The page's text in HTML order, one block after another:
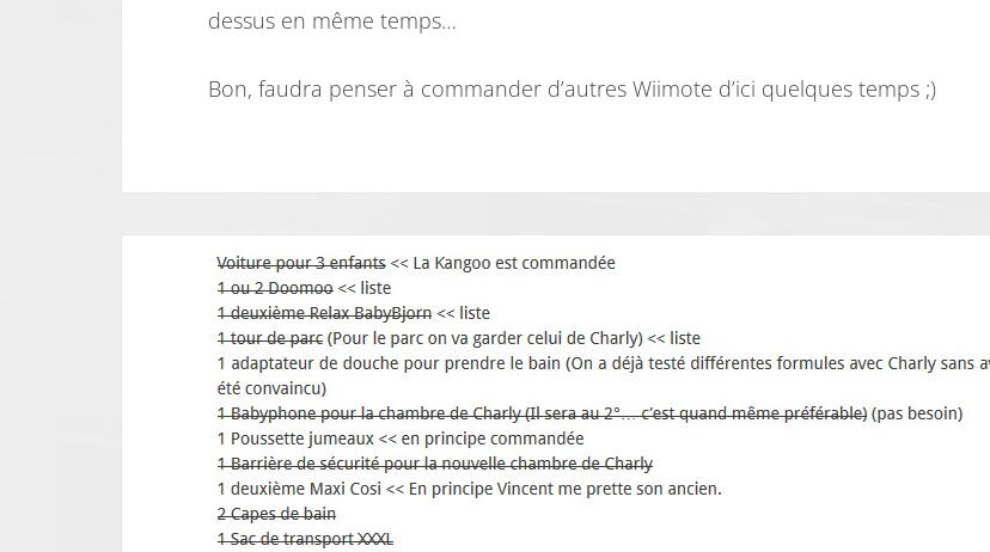
dessus en même temps…
Bon, faudra penser à commander d’autres Wiimote d’ici quelques temps ;)